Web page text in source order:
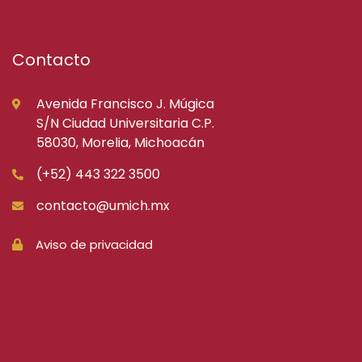
Contacto
Avenida Francisco J. Múgica
S/N Ciudad Universitaria C.P.
58030, Morelia, Michoacán
(+52) 443 322 3500
contacto@umich.mx
Aviso de privacidad